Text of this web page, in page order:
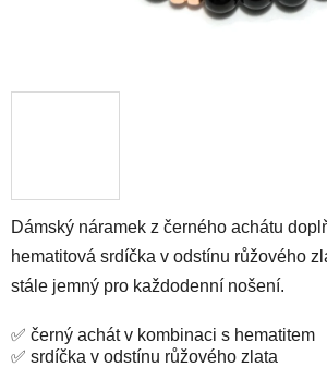
Dámský náramek z černého achátu
hematitová srdíčka v odstínu růžového
stále jemný pro každodenní nošení.
✅ černý achát v kombinaci s hematitem
✅ srdíčka v odstínu růžového zlata